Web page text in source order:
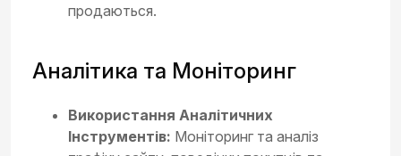
продаються.
Аналітика та Моніторинг
Використання Аналітичних
Інструментів: Моніторинг та аналіз